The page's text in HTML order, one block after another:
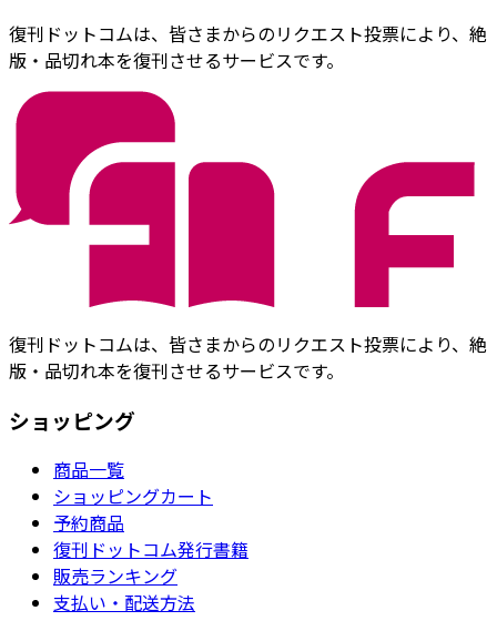
復刊ドットコムは、皆さまからのリクエスト投票により、絶
版・品切れ本を復刊させるサービスです。
復刊ドットコムは、皆さまからのリクエスト投票により、絶
版・品切れ本を復刊させるサービスです。
ショッピング
商品一覧
ショッピングカート
予約商品
復刊ドットコム発行書籍
販売ランキング
支払い・配送方法